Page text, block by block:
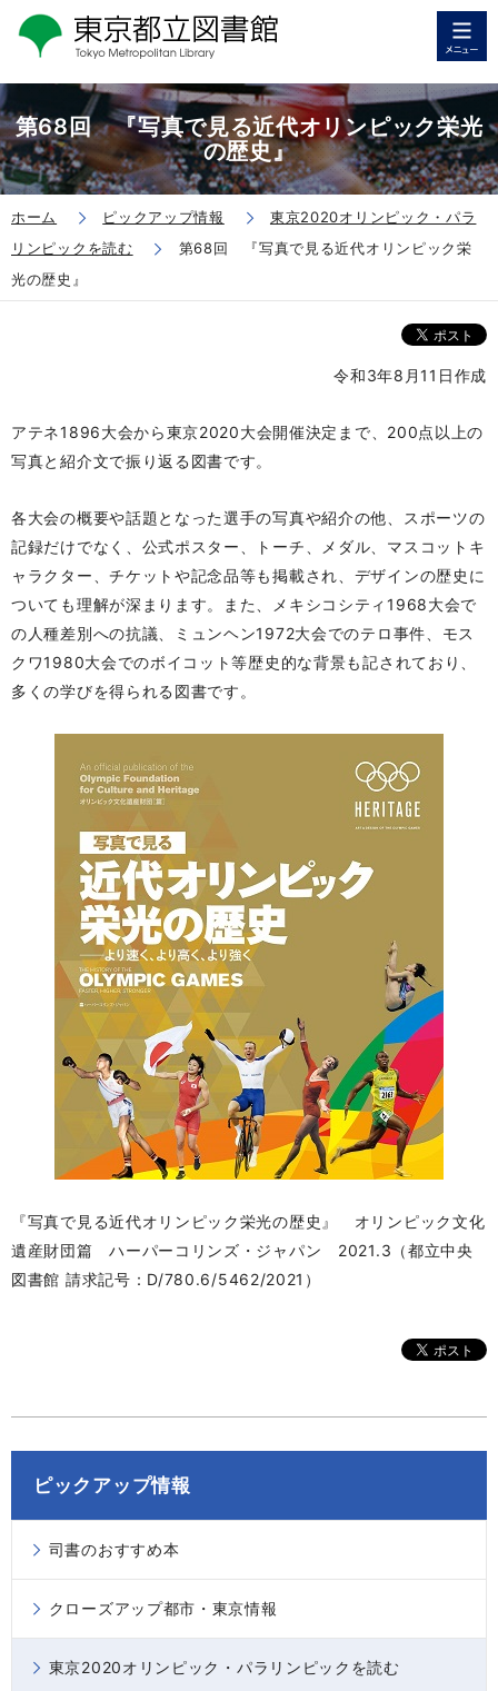
第68回 『写真で見る近代オリンピック栄光
の歴史』
ホーム ピックアップ情報
東京2020オリンピック・パラ
リンピックを読む
第68回 『写真で見る近代オリンピック栄
光の歴史』
令和3年8月11日作成
アテネ1896大会から東京2020大会開催決定まで、200点以上の
写真と紹介文で振り返る図書です。
各大会の概要や話題となった選手の写真や紹介の他、スポーツの
記録だけでなく、公式ポスター、トーチ、メダル、マスコットキ
ャラクター、チケットや記念品等も掲載され、デザインの歴史に
ついても理解が深まります。また、メキシコシティ1968大会で
の人種差別への抗議、ミュンヘン1972大会でのテロ事件、モス
クワ1980大会でのボイコット等歴史的な背景も記されており、
多くの学びを得られる図書です。
『写真で見る近代オリンピック栄光の歴史』 オリンピック文化
遺産財団篇 ハーパーコリンズ・ジャパン 2021.3（都立中央
図書館 請求記号：D/780.6/5462/2021）
ピックアップ情報
司書のおすすめ本
クローズアップ都市・東京情報
東京2020オリンピック・パラリンピックを読む